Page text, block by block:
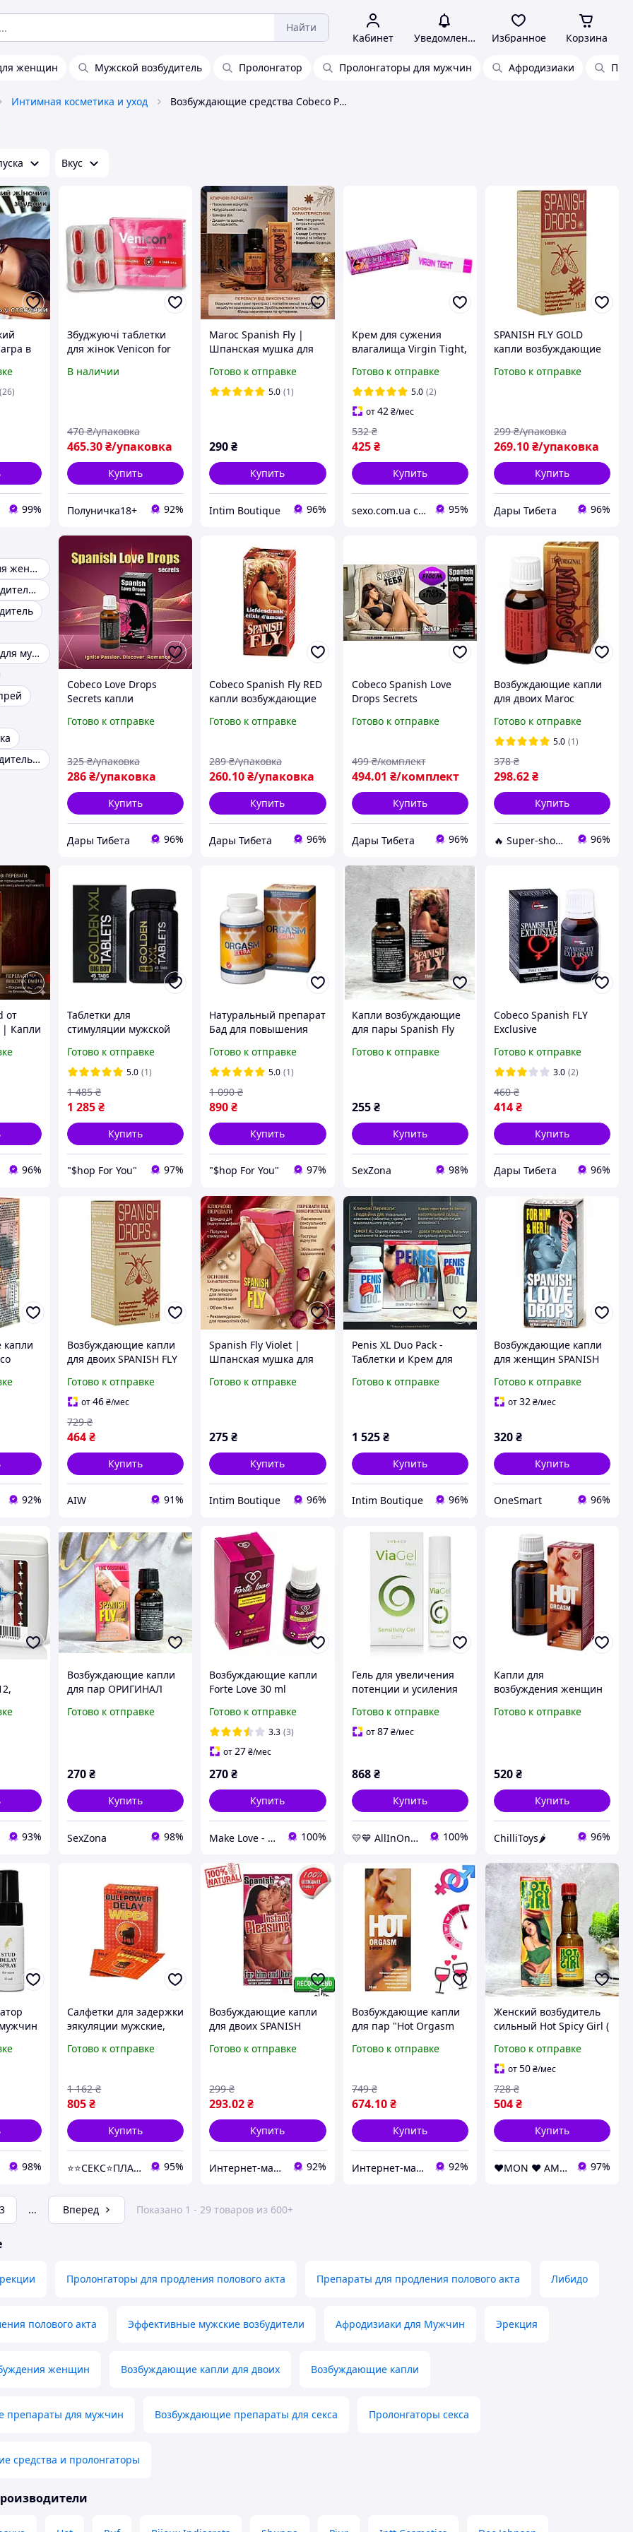
Найти
Кабинет Уведомления Избранное Корзина
женщин Мужской возбудитель Пролонгатор Пролонгаторы для мужчин Афродизиаки
Интимная косметика и уход Возбуждающие средства Cobeco Pharma
Вкус
в
(26)
99%
Збуджуючі таблетки
для жінок Venicon for
преміум, Нідерланди
В наличии
465.30₴/упаковка
470 ₴/упаковка
Купить
Полуничка18+ 92%
Maroc Spanish Fly |
Шпанская мушка для
мл | Капли для секса |
Для пары |
Готово к отправке
5.0 (1)
290₴
Купить
Intim Boutique 96%
Крем для сужения
влагалища Virgin Tight,
Готово к отправке
5.0 (2)
от42 ₴/мес
425 ₴
532 ₴
Купить
sexo.com.ua секс-шоп интернет-магазин 95%
SPANISH FLY GOLD
капли возбуждающие
витамины и железо,
Готово к отправке
269.10₴/упаковка
299 ₴/упаковка
Купить
Дары Тибета 96%
Возбудитель для женщин
Сильный возбудитель для женщин
Пролонгаторы для мужчин
Женский возбудитель капли
Cobeco Love Drops
Secrets капли
стимулируют
продуктивность,
содержат L-аргинин и
витамин С 30 ml
Готово к отправке
286₴/упаковка
325 ₴/упаковка
Купить
Дары Тибета 96%
Cobeco Spanish Fly RED
капли возбуждающие
усиливающий
15 ml Нидерланды
Готово к отправке
260.10₴/упаковка
289 ₴/упаковка
Купить
Дары Тибета 96%
Cobeco Spanish Love
Drops Secrets
мощным составом
пробника для двоих
таблетки
Готово к отправке
494.01 ₴/комплект
499 ₴/комплект
Купить
Дары Тибета 96%
Возбуждающие капли
для двоих Maroc
Готово к отправке
5.0 (1)
298.62₴
378 ₴
Купить
🔥 Super-shop 🔥 - Оптово-роздрібний магазин оригінальних товарів для краси та здоров'я 96%
от
| Капли
96%
Таблетки для
стимуляции мужской
XXL, 45шт 18+
Готово к отправке
5.0 (1)
1 285₴
1 485 ₴
Купить
"$hop For You" 97%
Натуральный препарат
Бад для повышения
эрекции и оргазма,
витамины группы В (60
Готово к отправке
5.0 (1)
890₴
1 090 ₴
Купить
"$hop For You" 97%
Капли возбуждающие
для пары Spanish Fly
Готово к отправке
255 ₴
Купить
SexZona 98%
Cobeco Spanish FLY
Exclusive
для девушек женская
виагра на натуральной
Нидерланды
Готово к отправке
3.0 (2)
414₴
460 ₴
Купить
Дары Тибета 96%
92%
Возбуждающие капли
для двоих SPANISH FLY
мл
Готово к отправке
от46₴/мес
464₴
729 ₴
Купить
AIW 91%
Spanish Fly Violet |
Шпанская мушка для
мл | Капли для секса |
Готово к отправке
275₴
Купить
Intim Boutique 96%
Penis XL Duo Pack -
Таблетки и Крем для
Синергия для роста и
Готово к отправке
1 525 ₴
Купить
Intim Boutique 96%
Возбуждающие капли
для женщин SPANISH
(15 ml)
Готово к отправке
от32₴/мес
320₴
Купить
OneSmart 96%
93%
Возбуждающие капли
для пар ОРИГИНАЛ
Нидерланды
Готово к отправке
270₴
Купить
SexZona 98%
Возбуждающие капли
Forte Love 30 ml
Готово к отправке
3.3 (3)
от27₴/мес
270₴
Купить
Make Love - интим бутик 100%
Гель для увеличения
потенции и усиления
охлаждающим и
согревающим
Готово к отправке
от87 ₴/мес
868 ₴
Купить
💛💙 AllInOne - находи все необходимое в одном магазине! 100%
Капли для
возбуждения женщин
для повышения
Готово к отправке
520₴
Купить
ChilliToys🌶️ 96%
98%
Салфетки для задержки
эякуляции мужские,
мл
Готово к отправке
805₴
1 162 ₴
Купить
⭐️⭐️СЕКС⭐️ПЛАНЕТА⭐️⭐️ 95%
Возбуждающие капли
для двоих SPANISH
ml ) Нидерланды
Готово к отправке
293.02₴
299 ₴
Купить
Интернет-магазин "Просто" 92%
Возбуждающие капли
для пар "Hot Orgasm
Нидерланды
Готово к отправке
674.10 ₴
749 ₴
Купить
Интернет-магазин "Просто" 92%
Женский возбудитель
сильный Hot Spicy Girl (
Готово к отправке
от50₴/мес
504₴
728 ₴
Купить
❤️MON ❤️ AMOUR❤️ 97%
3 ... Вперед Показано 1 - 29 товаров из 600+
Пролонгаторы для продления полового акта Препараты для продления полового акта Либидо
полового акта Эффективные мужские возбудители Афродизиаки для Мужчин Эрекция
женщин Возбуждающие капли для двоих Возбуждающие капли
препараты для мужчин Возбуждающие препараты для секса Пролонгаторы секса
средства и пролонгаторы